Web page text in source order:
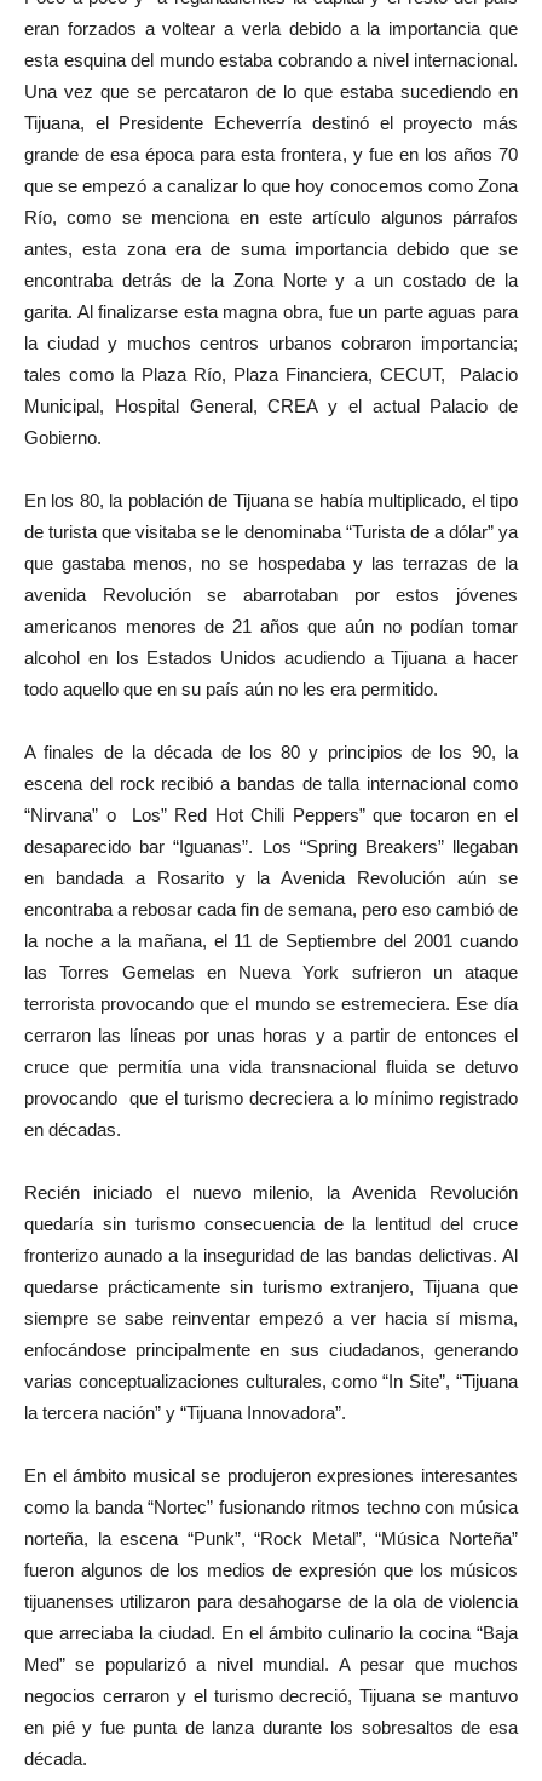
eran forzados a voltear a verla debido a la importancia que
esta esquina del mundo estaba cobrando a nivel internacional.
Una vez que se percataron de lo que estaba sucediendo en
Tijuana, el Presidente Echeverría destinó el proyecto más
grande de esa época para esta frontera, y fue en los años 70
que se empezó a canalizar lo que hoy conocemos como Zona
Río, como se menciona en este artículo algunos párrafos
antes, esta zona era de suma importancia debido que se
encontraba detrás de la Zona Norte y a un costado de la
garita. Al finalizarse esta magna obra, fue un parte aguas para
la ciudad y muchos centros urbanos cobraron importancia;
tales como la Plaza Río, Plaza Financiera, CECUT, Palacio
Municipal, Hospital General, CREA y el actual Palacio de
Gobierno.
En los 80, la población de Tijuana se había multiplicado, el tipo
de turista que visitaba se le denominaba “Turista de a dólar” ya
que gastaba menos, no se hospedaba y las terrazas de la
avenida Revolución se abarrotaban por estos jóvenes
americanos menores de 21 años que aún no podían tomar
alcohol en los Estados Unidos acudiendo a Tijuana a hacer
todo aquello que en su país aún no les era permitido.
A finales de la década de los 80 y principios de los 90, la
escena del rock recibió a bandas de talla internacional como
“Nirvana” o Los” Red Hot Chili Peppers” que tocaron en el
desaparecido bar “Iguanas”. Los “Spring Breakers” llegaban
en bandada a Rosarito y la Avenida Revolución aún se
encontraba a rebosar cada fin de semana, pero eso cambió de
la noche a la mañana, el 11 de Septiembre del 2001 cuando
las Torres Gemelas en Nueva York sufrieron un ataque
terrorista provocando que el mundo se estremeciera. Ese día
cerraron las líneas por unas horas y a partir de entonces el
cruce que permitía una vida transnacional fluida se detuvo
provocando que el turismo decreciera a lo mínimo registrado
en décadas.
Recién iniciado el nuevo milenio, la Avenida Revolución
quedaría sin turismo consecuencia de la lentitud del cruce
fronterizo aunado a la inseguridad de las bandas delictivas. Al
quedarse prácticamente sin turismo extranjero, Tijuana que
siempre se sabe reinventar empezó a ver hacia sí misma,
enfocándose principalmente en sus ciudadanos, generando
varias conceptualizaciones culturales, como “In Site”, “Tijuana
la tercera nación” y “Tijuana Innovadora”.
En el ámbito musical se produjeron expresiones interesantes
como la banda “Nortec” fusionando ritmos techno con música
norteña, la escena “Punk”, “Rock Metal”, “Música Norteña”
fueron algunos de los medios de expresión que los músicos
tijuanenses utilizaron para desahogarse de la ola de violencia
que arreciaba la ciudad. En el ámbito culinario la cocina “Baja
Med” se popularizó a nivel mundial. A pesar que muchos
negocios cerraron y el turismo decreció, Tijuana se mantuvo
en pié y fue punta de lanza durante los sobresaltos de esa
década.